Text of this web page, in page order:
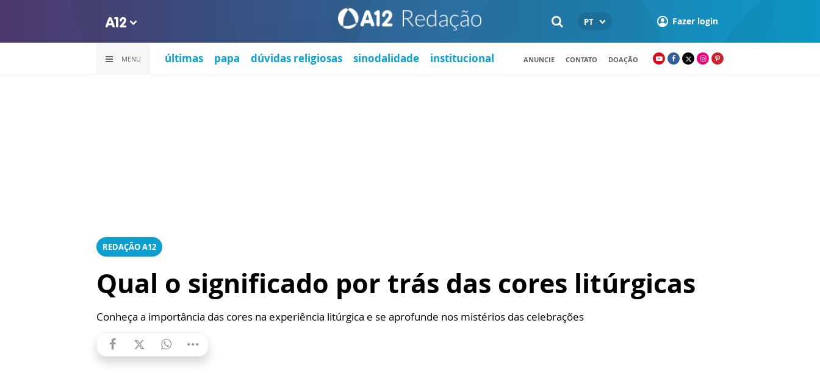
PT Fazer login
MENU últimas papa dúvidas religiosas sinodalidade institucional ANUNCIE CONTATO DOAÇÃO
REDAÇÃO A12
Qual o significado por trás das cores litúrgicas
Conheça a importância das cores na experiência litúrgica e se aprofunde nos mistérios das celebrações